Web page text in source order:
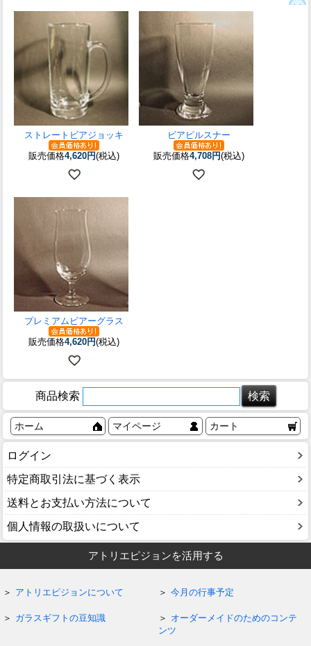
ストレートビアジョッキ
販売価格4,620円(税込)
ビアピルスナー
販売価格4,708円(税込)
プレミアムビアーグラス
販売価格4,620円(税込)
商品検索
ホーム マイページ カート
ログイン
特定商取引法に基づく表示
送料とお支払い方法について
個人情報の取扱いについて
アトリエピジョンを活用する
アトリエピジョンについて 今月の行事予定
ガラスギフトの豆知識
オーダーメイドのためのコンテ
ンツ